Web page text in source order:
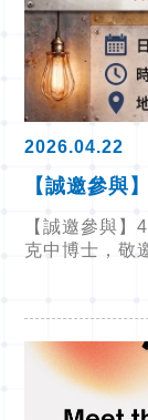
2026.04.22
【誠邀參與
總監-王克中
研發經驗分
【誠邀參與
克中博士，敬